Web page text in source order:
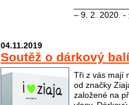
– 9. 2. 2020. -
04.11.2019
Soutěž o dárkový
Tři z vás mají
od značky
založené na